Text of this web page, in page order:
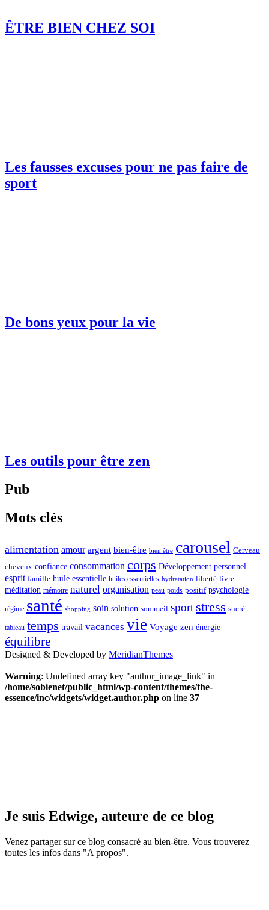
ÊTRE BIEN CHEZ SOI
Les fausses excuses pour ne pas faire de
sport
De bons yeux pour la vie
Les outils pour être zen
Pub
Mots clés
alimentation amour argent bien-être bien être carousel Cerveau
cheveux confiance consommation corps Développement personnel
esprit famille huile essentielle huiles essentielles hydratation liberté livre
méditation mémoire naturel organisation peau poids positif psychologie
régime santé shopping soin solution sommeil sport stress sucré
tableau temps travail vacances vie Voyage zen énergie
équilibre
Designed & Developed by MeridianThemes
Warning: Undefined array key "author_image_link" in
/home/sobienet/public_html/wp-content/themes/the-
essence/inc/widgets/widget.author.php on line 37
Je suis Edwige, auteure de ce blog
Venez partager sur ce blog consacré au bien-être. Vous trouverez
toutes les infos dans "A propos".